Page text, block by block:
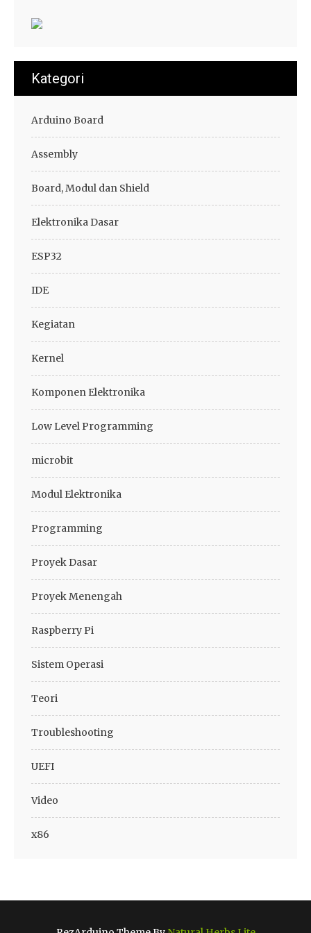
Kategori
Arduino Board
Assembly
Board, Modul dan Shield
Elektronika Dasar
ESP32
IDE
Kegiatan
Kernel
Komponen Elektronika
Low Level Programming
microbit
Modul Elektronika
Programming
Proyek Dasar
Proyek Menengah
Raspberry Pi
Sistem Operasi
Teori
Troubleshooting
UEFI
Video
x86